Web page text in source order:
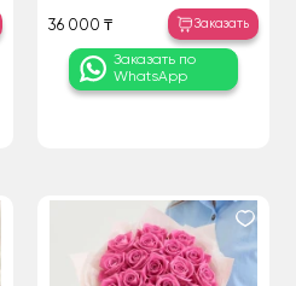
36 000 ₸ Заказать
Заказать по
WhatsApp